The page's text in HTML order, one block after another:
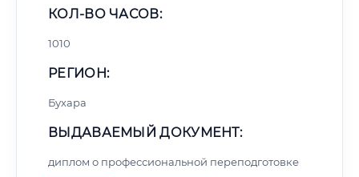
КОЛ-ВО ЧАСОВ:
1010
РЕГИОН:
Бухара
ВЫДАВАЕМЫЙ ДОКУМЕНТ:
диплом о профессиональной переподготовке